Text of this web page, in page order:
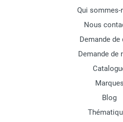
Qui sommes-
Nous
Demande de
Demande de
Marques
Blog